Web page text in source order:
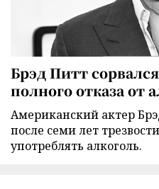
Брэд Питт
полного отказа от
Американский актер
после семи лет
употреблять алкоголь.